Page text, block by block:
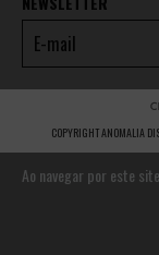
Ao navegar por este site
COPYRIGHT ANOMALIA